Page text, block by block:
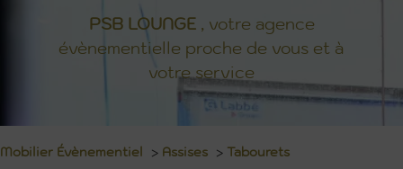
PSB LOUNGE, votre agence
évènementielle proche de vous et à
votre service
Mobilier Évènementiel > Assises > Tabourets